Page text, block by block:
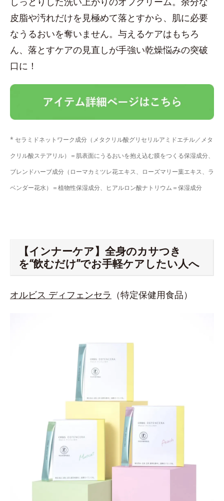
皮脂や汚れだけを見極めて落とすから、肌に必要
なうるおいを奪いません。与えるケアはもちろ
ん、落とすケアの見直しが手強い乾燥悩みの突破
口に！
* セラミドネットワーク成分（メタクリル酸グリセリルアミドエチル／メタ
クリル酸ステアリル）＝肌表面にうるおいを抱え込む膜をつくる保湿成分、
ブレンドハーブ成分（ローマカミツレ花エキス、ローズマリー葉エキス、ラ
ベンダー花水）＝植物性保湿成分、ヒアルロン酸ナトリウム＝保湿成分
【インナーケア】全身のカサつき
を“飲むだけ”でお手軽ケアしたい人へ
オルビス ディフェンセラ （特定保健用食品）